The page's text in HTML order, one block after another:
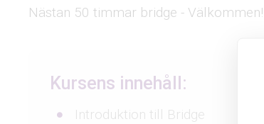
Nästan 50 timmar bridge - Välkommen!
Kursens innehåll:
Introduktion till Bridge